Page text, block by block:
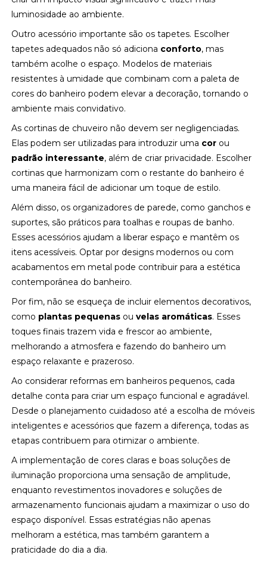
luminosidade ao ambiente.
Outro acessório importante são os tapetes. Escolher
tapetes adequados não só adiciona conforto, mas
também acolhe o espaço. Modelos de materiais
resistentes à umidade que combinam com a paleta de
cores do banheiro podem elevar a decoração, tornando o
ambiente mais convidativo.
As cortinas de chuveiro não devem ser negligenciadas.
Elas podem ser utilizadas para introduzir uma cor ou
padrão interessante, além de criar privacidade. Escolher
cortinas que harmonizam com o restante do banheiro é
uma maneira fácil de adicionar um toque de estilo.
Além disso, os organizadores de parede, como ganchos e
suportes, são práticos para toalhas e roupas de banho.
Esses acessórios ajudam a liberar espaço e mantêm os
itens acessíveis. Optar por designs modernos ou com
acabamentos em metal pode contribuir para a estética
contemporânea do banheiro.
Por fim, não se esqueça de incluir elementos decorativos,
como plantas pequenas ouvelas aromáticas. Esses
toques finais trazem vida e frescor ao ambiente,
melhorando a atmosfera e fazendo do banheiro um
espaço relaxante e prazeroso.
Ao considerar reformas em banheiros pequenos, cada
detalhe conta para criar um espaço funcional e agradável.
Desde o planejamento cuidadoso até a escolha de móveis
inteligentes e acessórios que fazem a diferença, todas as
etapas contribuem para otimizar o ambiente.
A implementação de cores claras e boas soluções de
iluminação proporciona uma sensação de amplitude,
enquanto revestimentos inovadores e soluções de
armazenamento funcionais ajudam a maximizar o uso do
espaço disponível. Essas estratégias não apenas
melhoram a estética, mas também garantem a
praticidade do dia a dia.